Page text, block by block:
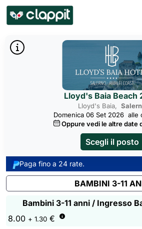
Lloyd's Baia Beach
Lloyd's Baia,
Domenica 06 Set 2026 alle
Oppure vedi le altre date
Scegli il posto
Paga fino a 24 rate.
BAMBINI 3-11
Bambini 3-11 anni / Ingresso
8.00 + 1.30 €